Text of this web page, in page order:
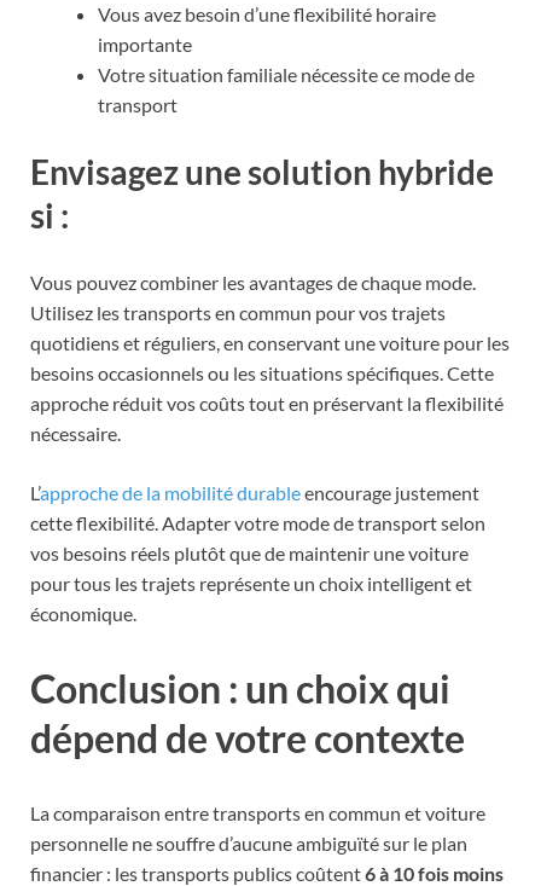
Vous avez besoin d’une flexibilité horaire
importante
Votre situation familiale nécessite ce mode de
transport
Envisagez une solution hybride
si :
Vous pouvez combiner les avantages de chaque mode.
Utilisez les transports en commun pour vos trajets
quotidiens et réguliers, en conservant une voiture pour les
besoins occasionnels ou les situations spécifiques. Cette
approche réduit vos coûts tout en préservant la flexibilité
nécessaire.
L’approche de la mobilité durableencourage justement
cette flexibilité. Adapter votre mode de transport selon
vos besoins réels plutôt que de maintenir une voiture
pour tous les trajets représente un choix intelligent et
économique.
Conclusion : un choix qui
dépend de votre contexte
La comparaison entre transports en commun et voiture
personnelle ne souffre d’aucune ambiguïté sur le plan
financier : les transports publics coûtent6 à 10 fois moins